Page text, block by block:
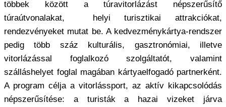
többek között a túravitorlázást népszerűsítő
túraútvonalakat, helyi turisztikai attrakciókat,
rendezvényeket mutat be. A kedvezménykártya-rendszer
pedig több száz kulturális, gasztronómiai, illetve
vitorlázással foglalkozó szolgáltatót, valamint
szálláshelyet foglal magában kártyaelfogadó partnerként.
A program célja a vitorlássport, az aktív kikapcsolódás
népszerűsítése: a turisták a hazai vizeket járva